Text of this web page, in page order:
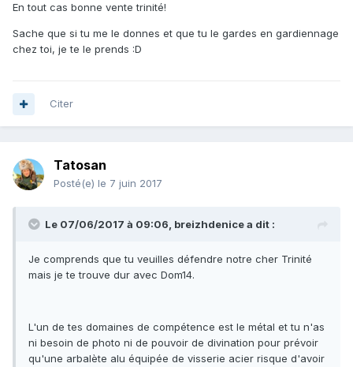
En tout cas bonne vente trinité!
Sache que si tu me le donnes et que tu le gardes en gardiennage
chez toi, je te le prends :D
Citer
Tatosan
Posté(e) le 7 juin 2017
Le 07/06/2017 à 09:06, breizhdenice a dit :
Je comprends que tu veuilles défendre notre cher Trinité
mais je te trouve dur avec Dom14.
L'un de tes domaines de compétence est le métal et tu n'as
ni besoin de photo ni de pouvoir de divination pour prévoir
qu'une arbalète alu équipée de visserie acier risque d'avoir